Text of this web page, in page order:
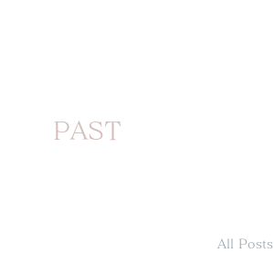
PAST
All Posts